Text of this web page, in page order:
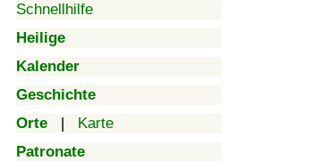
Schnellhilfe
Heilige
Kalender
Geschichte
Orte | Karte
Patronate